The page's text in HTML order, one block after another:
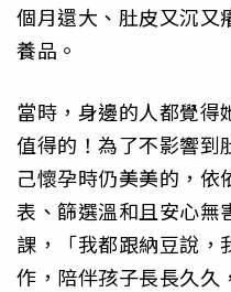
個月還大、肚皮又沉又
養品。
當時，身邊的人都覺得
值得的！為了不影響到
己懷孕時仍美美的，依
表、篩選溫和且安心無
課，「我都跟納豆說，
作，陪伴孩子長長久久